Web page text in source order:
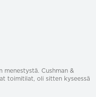
Cushman &
toimitilat, oli sitten kyseessä